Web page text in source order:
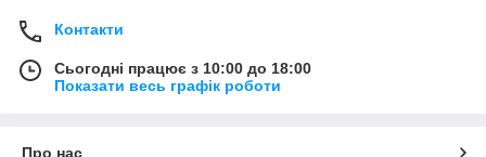
Контакти
Сьогодні працює з 10:00 до 18:00
Показати весь графік роботи
Про нас